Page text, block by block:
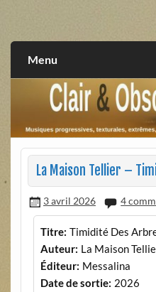
extrêmes, alternatives,
Menu
La Maison Tellier –
3 avril 2026 4
Titre: Timidité Des
Auteur: La Maison
Éditeur: Messalina
Date de sortie: 2026